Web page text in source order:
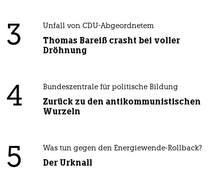
3 Unfall von CDU-Abgeordnetem
Thomas Bareiß crasht bei voller
Dröhnung
4 Bundeszentrale für politische Bildung
Zurück zu den antikommunistischen
Wurzeln
5 Was tun gegen den Energiewende-Rollback?
Der Urknall